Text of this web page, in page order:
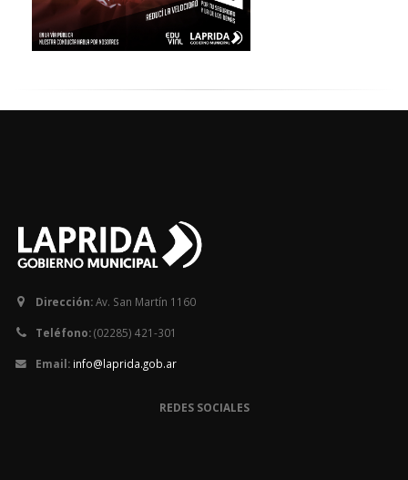
Dirección:Av. San Martín 1160
Teléfono:(02285) 421-301
Email: info@laprida.gob.ar
REDES SOCIALES